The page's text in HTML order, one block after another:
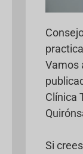
Vamos
Clínica
Si